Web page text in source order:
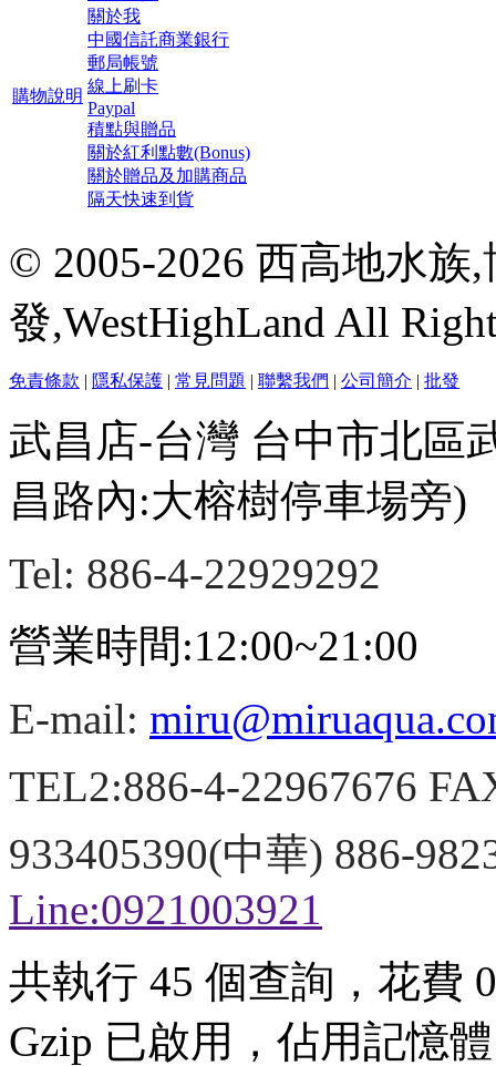
購物說明
關於我
中國信託商業銀行
郵局帳號
線上刷卡
Paypal
積點與贈品
關於紅利點數(Bonus)
關於贈品及加購商品
隔天快速到貨
© 2005-2026 西高地水族
發,WestHighLand All
免責條款 | 隱私保護 | 常見問題 | 聯繫我們 | 公司簡介 | 批發
武昌店-台灣 台中市北區
昌路內:大榕樹停車場旁)
Tel: 886-4-22929292
營業時間:12:00~21:00
E-mail:
TEL2:886-4-22967676
933405390(中華) 886-
Line:0921003921
共執行 45 個查詢，花費
Gzip 已啟用，佔用記憶